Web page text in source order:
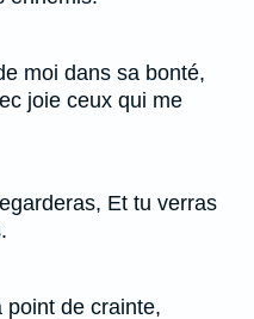
moi dans sa bonté,
joie ceux qui me
Et tu verras
point de crainte,